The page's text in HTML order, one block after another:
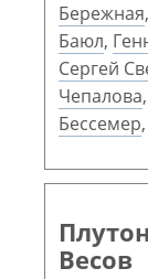
Бережная,
Баюл,
Сергей
Чепалова,
Бессемер,
Весов